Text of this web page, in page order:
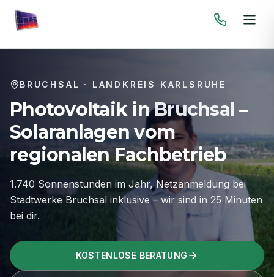
BRUCHSAL · LANDKREIS KARLSRUHE
Photovoltaik inBruchsal –
Solaranlagen vom
regionalen Fachbetrieb
1.740 Sonnenstunden im Jahr, Netzanmeldung bei
Stadtwerke Bruchsal inklusive – wir sind in 25 Minuten
bei dir.
KOSTENLOSE BERATUNG